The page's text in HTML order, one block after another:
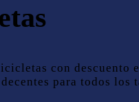
con descuento
para todos los